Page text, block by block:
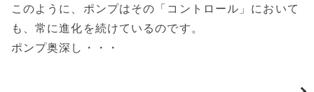
このように、ポンプはその「コントロール」において
も、常に進化を続けているのです。
ポンプ奥深し・・・